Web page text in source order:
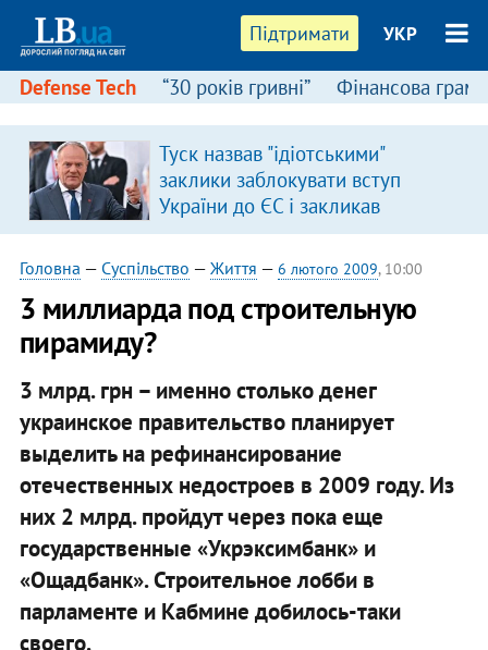
Підтримати УКР
Defense Tech “30 років гривні” Фінансова
Туск назвав "ідіотськими"
заклики заблокувати вступ
України до ЄС і закликав
припинити антиукраїнську
риторику
Головна — Суспільство — Життя — 6 лютого 2009, 10:00
3 миллиарда под строительную
пирамиду?
3 млрд. грн – именно столько денег
украинское правительство планирует
выделить на рефинансирование
отечественных недостроев в 2009 году. Из
них 2 млрд. пройдут через пока еще
государственные «Укрэксимбанк» и
«Ощадбанк». Строительное лобби в
парламенте и Кабмине добилось-таки
своего.